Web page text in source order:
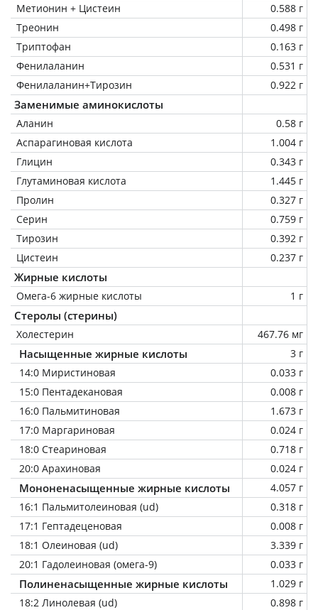
Метионин + Цистеин
0.588 г
Треонин
0.498 г
Триптофан
0.163 г
Фенилаланин
0.531 г
Фенилаланин+Тирозин
0.922 г
Заменимые аминокислоты
Аланин
0.58 г
Аспарагиновая кислота
1.004 г
Глицин
0.343 г
Глутаминовая кислота
1.445 г
Пролин
0.327 г
Серин
0.759 г
Тирозин
0.392 г
Цистеин
0.237 г
Жирные кислоты
Омега-6 жирные кислоты 1 г
Стеролы (стерины)
Холестерин 467.76 мг
Насыщенные жирные кислоты
3 г
14:0 Миристиновая
0.033 г
15:0 Пентадекановая
0.008 г
16:0 Пальмитиновая
1.673 г
17:0 Маргариновая
0.024 г
18:0 Стеариновая
0.718 г
20:0 Арахиновая
0.024 г
Мононенасыщенные жирные кислоты
4.057 г
16:1 Пальмитолеиновая (ud)
0.318 г
17:1 Гептадеценовая
0.008 г
18:1 Олеиновая (ud)
3.339 г
20:1 Гадолеиновая (омега-9)
0.033 г
Полиненасыщенные жирные кислоты
1.029 г
18:2 Линолевая (ud)
0.898 г